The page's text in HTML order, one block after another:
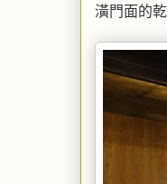
潢門面的乾